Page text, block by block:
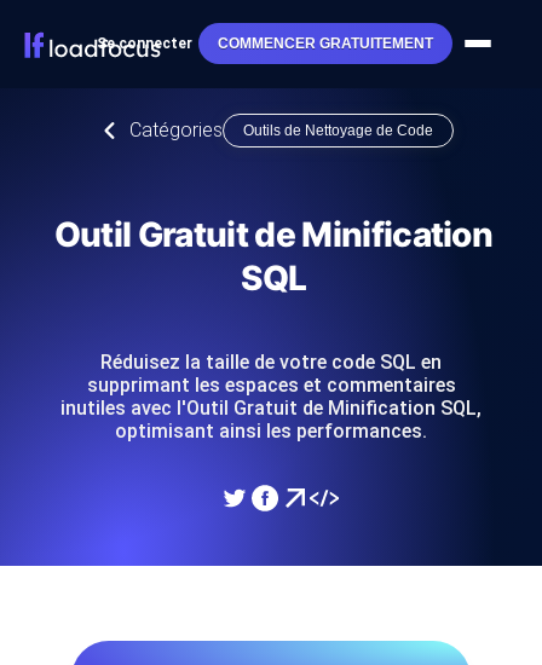
Se connecter COMMENCER GRATUITEMENT
Catégories Outils de Nettoyage de Code
Outil Gratuit de Minification
SQL
Réduisez la taille de votre code SQL en
supprimant les espaces et commentaires
inutiles avec l'Outil Gratuit de Minification SQL,
optimisant ainsi les performances.